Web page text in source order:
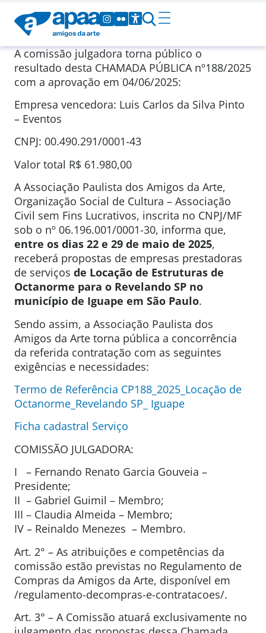
A comissão julgadora torna público o
resultado desta CHAMADA PÚBLICA nº188/2025
com a aprovação em 04/06/2025:
Empresa vencedora: Luis Carlos da Silva Pinto
– Eventos
CNPJ: 00.490.291/0001-43
Valor total R$ 61.980,00
A Associação Paulista dos Amigos da Arte,
Organização Social de Cultura – Associação
Civil sem Fins Lucrativos, inscrita no CNPJ/MF
sob o nº 06.196.001/0001-30, informa que,
entre os dias 22 e 29 de maio de 2025,
receberá propostas de empresas prestadoras
de serviços de Locação de Estruturas de
Octanorme para o Revelando SP no
município de Iguape em São Paulo.
Sendo assim, a Associação Paulista dos
Amigos da Arte torna pública a concorrência
da referida contratação com as seguintes
exigências e necessidades:
Termo de Referência CP188_2025_Locação de
Octanorme_Revelando SP_ Iguape
Ficha cadastral Serviço
COMISSÃO JULGADORA:
I – Fernando Renato Garcia Gouveia –
Presidente;
II – Gabriel Guimil – Membro;
III – Claudia Almeida – Membro;
IV – Reinaldo Menezes – Membro.
Art. 2° – As atribuições e competências da
comissão estão previstas no Regulamento de
Compras da Amigos da Arte, disponível em
/regulamento-decompras-e-contratacoes/.
Art. 3° – A Comissão atuará exclusivamente no